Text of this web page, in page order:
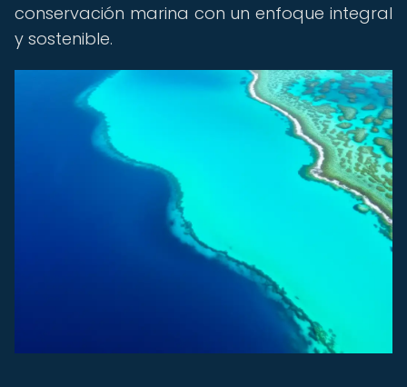
conservación marina con un enfoque integral
y sostenible.